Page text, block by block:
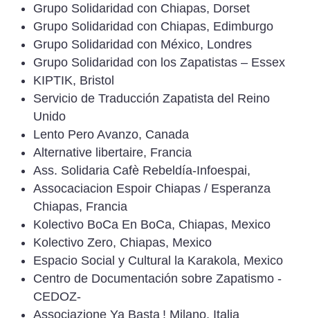
Grupo Solidaridad con Chiapas, Dorset
Grupo Solidaridad con Chiapas, Edimburgo
Grupo Solidaridad con México, Londres
Grupo Solidaridad con los Zapatistas – Essex
KIPTIK, Bristol
Servicio de Traducción Zapatista del Reino
Unido
Lento Pero Avanzo, Canada
Alternative libertaire, Francia
Ass. Solidaria Cafè Rebeldía-Infoespai,
Assocaciacion Espoir Chiapas / Esperanza
Chiapas, Francia
Kolectivo BoCa En BoCa, Chiapas, Mexico
Kolectivo Zero, Chiapas, Mexico
Espacio Social y Cultural la Karakola, Mexico
Centro de Documentación sobre Zapatismo -
CEDOZ-
Associazione Ya Basta ! Milano, Italia